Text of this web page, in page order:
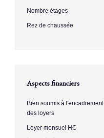
Nombre étages
Rez de chaussée
Aspects financiers
Bien soumis à l'encadrement
des loyers
Loyer mensuel HC